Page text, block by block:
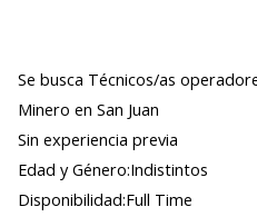
Se busca Técnicos/as
Minero en San Juan
Sin experiencia previa
Edad y Género:Indistintos
Disponibilidad:Full Time